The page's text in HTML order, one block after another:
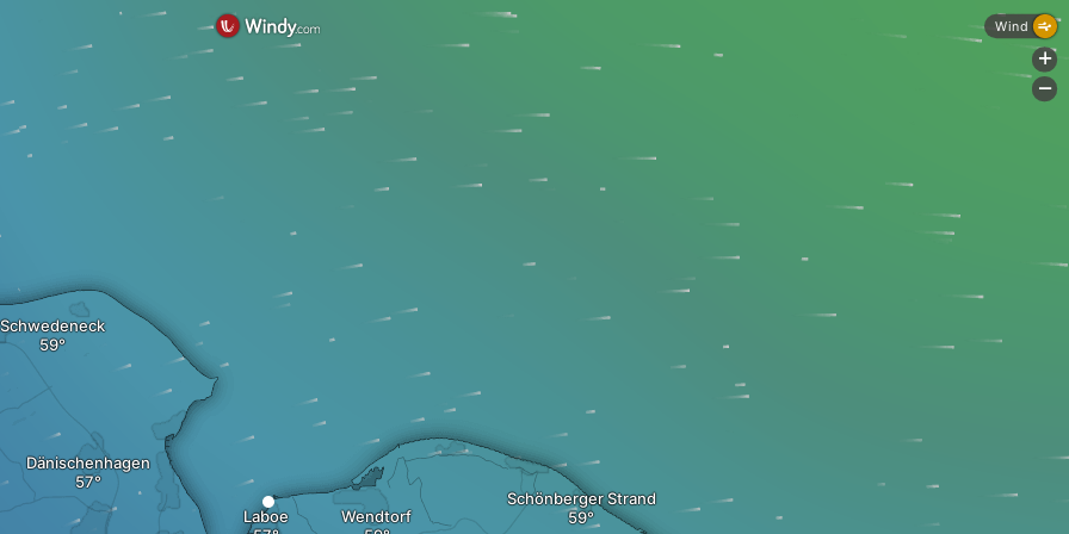
Dänischenhagen
Wendtorf
Laboe
Schwedeneck
Schönberger Strand
Wind
+
-